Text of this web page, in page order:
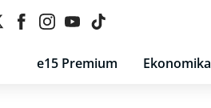
e15 Premium Ekonomika